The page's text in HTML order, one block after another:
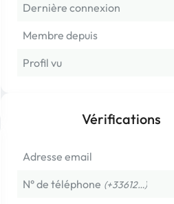
Dernière connexion
Membre depuis
Profil vu
Vérifications
Adresse email
N° de téléphone (+33612…)